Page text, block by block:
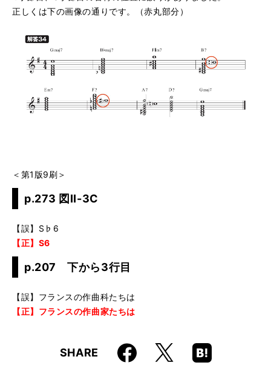
正しくは下の画像の通りです。（赤丸部分）
＜第1版9刷＞
p.273 図II-3C
【誤】S♭6
【正】S6
p.207 下から3行目
【誤】フランスの作曲科たちは
【正】フランスの作曲家たちは
SHARE Faceboo
k
X
Hatena
Boo